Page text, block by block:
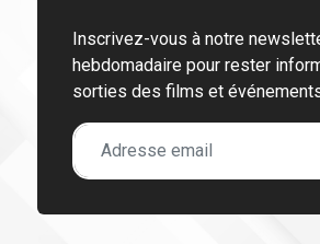
Inscrivez-vous à notre
hebdomadaire pour rester
sorties des films et